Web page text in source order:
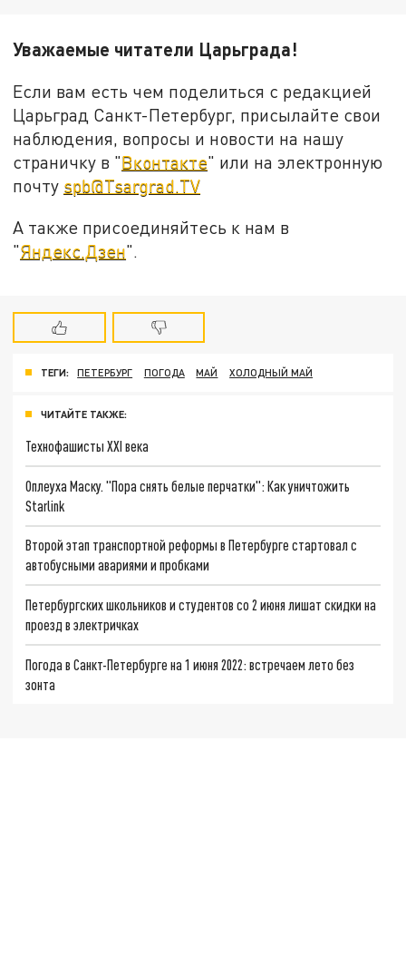
Уважаемые читатели Царьграда!
Если вам есть чем поделиться с редакцией
Царьград Санкт-Петербург, присылайте свои
наблюдения, вопросы и новости на нашу
страничку в "Вконтакте" или на электронную
почту spb@Tsargrad.TV
А также присоединяйтесь к нам в
"Яндекс.Дзен".
ТЕГИ: ПЕТЕРБУРГ ПОГОДА МАЙ ХОЛОДНЫЙ МАЙ
ЧИТАЙТЕ ТАКЖЕ:
Технофашисты XXI века
Оплеуха Маску. "Пора снять белые перчатки": Как уничтожить
Starlink
Второй этап транспортной реформы в Петербурге стартовал с
автобусными авариями и пробками
Петербургских школьников и студентов со 2 июня лишат скидки на
проезд в электричках
Погода в Санкт-Петербурге на 1 июня 2022: встречаем лето без
зонта